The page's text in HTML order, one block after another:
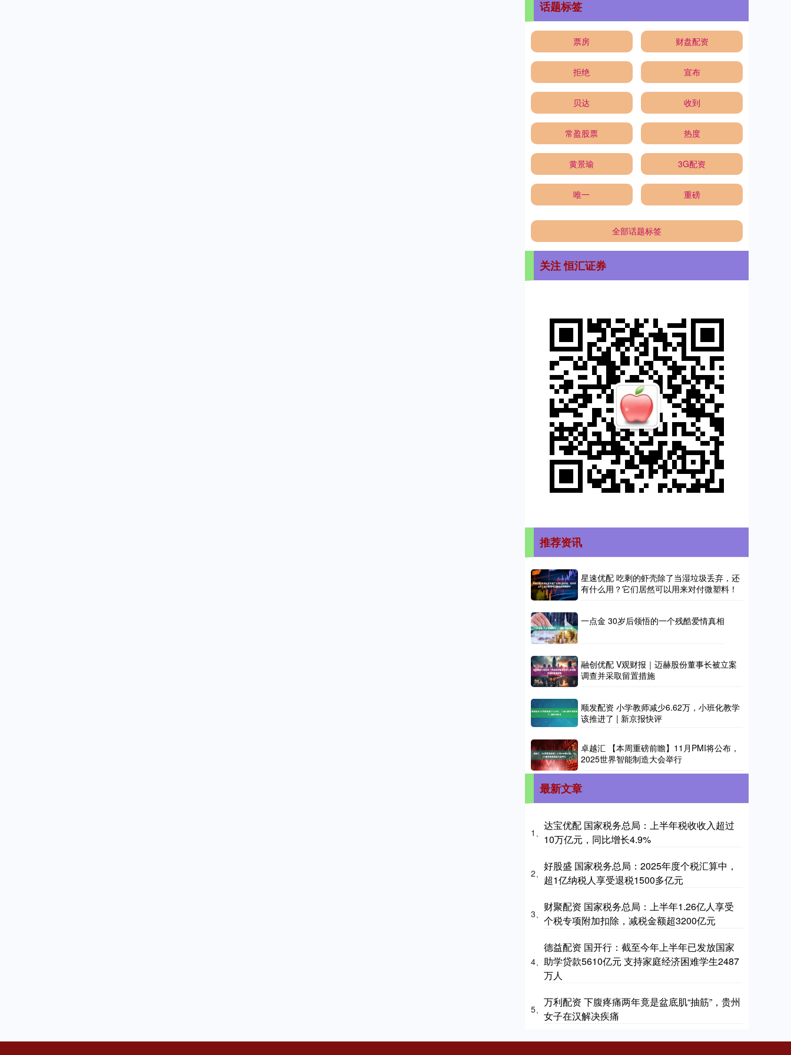
话题标签
票房 财盘配资
拒绝 宣布
贝达 收到
常盈股票 热度
黄景瑜 3G配资
唯一 重磅
全部话题标签
关注 恒汇证券
推荐资讯
星速优配 吃剩的虾壳除了当湿垃圾丢弃，还
有什么用？它们居然可以用来对付微塑料！
一点金 30岁后领悟的一个残酷爱情真相
融创优配 V观财报｜迈赫股份董事长被立案
调查并采取留置措施
顺发配资 小学教师减少6.62万，小班化教学
该推进了 | 新京报快评
卓越汇 【本周重磅前瞻】11月PMI将公布，
2025世界智能制造大会举行
最新文章
1、
达宝优配 国家税务总局：上半年税收收入超过
10万亿元，同比增长4.9%
2、
好股盛 国家税务总局：2025年度个税汇算中，
超1亿纳税人享受退税1500多亿元
3、
财聚配资 国家税务总局：上半年1.26亿人享受
个税专项附加扣除，减税金额超3200亿元
4、
德益配资 国开行：截至今年上半年已发放国家
助学贷款5610亿元 支持家庭经济困难学生2487
万人
5、
万利配资 下腹疼痛两年竟是盆底肌“抽筋”，贵州
女子在汉解决疾痛